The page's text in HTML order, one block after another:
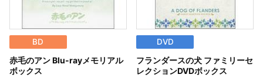
BD
赤毛のアン Blu-rayメモリアル
ボックス
DVD
フランダースの犬 ファミリーセ
レクションDVDボックス